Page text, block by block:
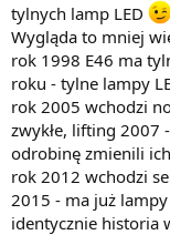
tylnych lamp LED
Wygląda to mniej
rok 1998 E46 ma
roku - tylne lampy
rok 2005 wchodzi
zwykłe, lifting 2007
odrobinę zmienili ich
rok 2012 wchodzi
2015 - ma już lampy
identycznie historia